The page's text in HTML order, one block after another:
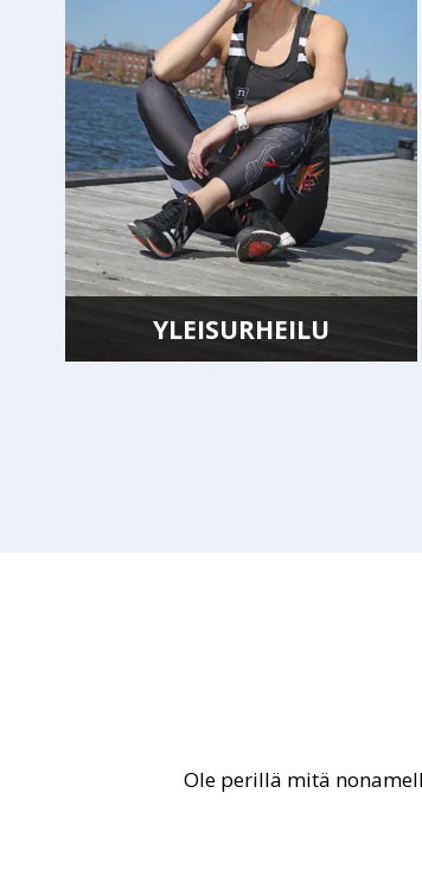
YLEISURHEILU
Ole perillä mitä